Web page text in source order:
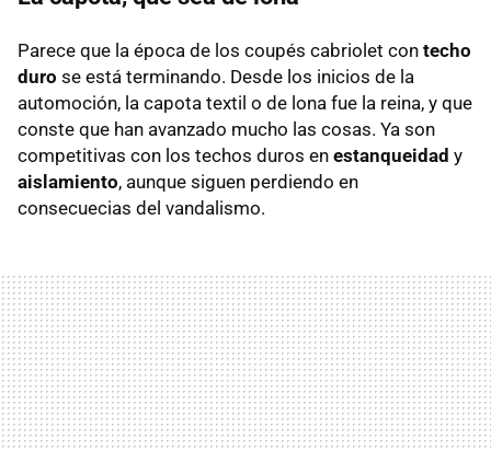
Parece que la época de los coupés cabriolet con techo
duro se está terminando. Desde los inicios de la
automoción, la capota textil o de lona fue la reina, y que
conste que han avanzado mucho las cosas. Ya son
competitivas con los techos duros en estanqueidad y
aislamiento, aunque siguen perdiendo en
consecuecias del vandalismo.